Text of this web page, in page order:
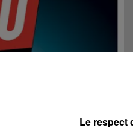
Le respect